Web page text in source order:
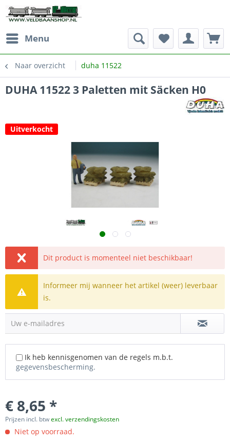
Menu
Naar overzicht duha 11522
DUHA 11522 3 Paletten mit Säcken H0
Uitverkocht
Dit product is momenteel niet beschikbaar!
Informeer mij wanneer het artikel (weer) leverbaar
is.
Uw e-mailadres
Ik heb kennisgenomen van de regels m.b.t.
gegevensbescherming.
€ 8,65 *
Prijzen incl. btwexcl. verzendingskosten
Niet op voorraad.